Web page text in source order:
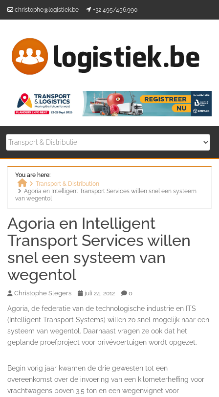
christophe@logistiek.be +32 495/456.990
You are here:
Home
Transport & Distribution
Agoria en Intelligent Transport Services willen snel een systeem
van wegentol
Agoria en Intelligent
Transport Services willen
snel een systeem van
wegentol
Christophe Slegers juli 24, 2012 0
Agoria, de federatie van de technologische industrie en ITS
(Intelligent Transport Systems) willen zo snel mogelijk naar een
systeem van wegentol. Daarnaast vragen ze ook dat het
geplande proefproject voor privévoertuigen wordt opgezet.
Begin vorig jaar kwamen de drie gewesten tot een
overeenkomst over de invoering van een kilometerheffing voor
vrachtwagens boven 3,5 ton en een wegenvignet voor